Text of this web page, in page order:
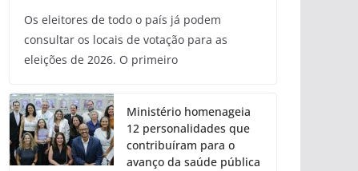
Os eleitores de todo o país já podem
consultar os locais de votação para as
eleições de 2026. O primeiro
Ministério homenageia
12 personalidades que
contribuíram para o
avanço da saúde pública